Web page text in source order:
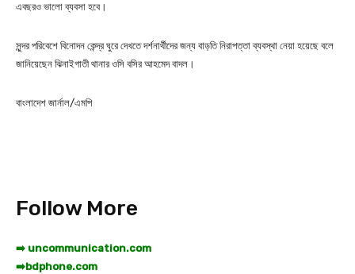
এবছরও ভালো ব্যবসা হবে।
সুন্দর পরিবেশে বিনোদন কেন্দ্র ঘুরে দেখতে দর্শনার্থীদের জন্য বাড়তি নিরাপত্তা ব্যবস্থা নেয়া হয়েছে বলে
জানিয়েছেন ঝিনাইগাতী থানার ওসি বসির আহমেদ বাদল।
বাংলাদেশ জার্নাল/এমপি
Follow More
➡️ uncommunication.com
➡️bdphone.com